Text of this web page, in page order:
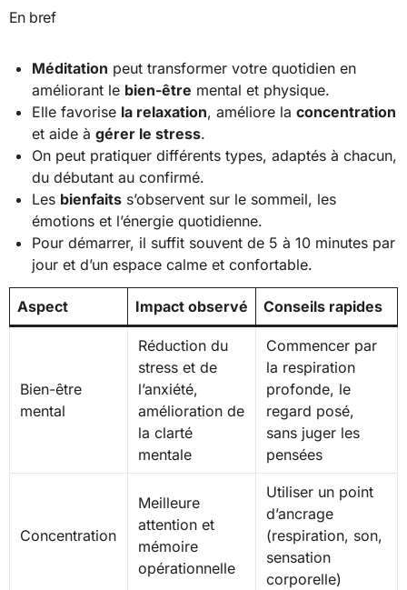
En bref
Méditation peut transformer votre quotidien en
améliorant le bien-être mental et physique.
Elle favorise la relaxation, améliore laconcentration
et aide àgérer le stress.
On peut pratiquer différents types, adaptés à chacun,
du débutant au confirmé.
Les bienfaits s’observent sur le sommeil, les
émotions et l’énergie quotidienne.
Pour démarrer, il suffit souvent de 5 à 10 minutes par
jour et d’un espace calme et confortable.
Aspect Impact observé Conseils rapides
Bien-être
mental
Réduction du
stress et de
l’anxiété,
amélioration de
la clarté
mentale
Commencer par
la respiration
profonde, le
regard posé,
sans juger les
pensées
Concentration
Meilleure
attention et
mémoire
opérationnelle
Utiliser un point
d’ancrage
(respiration, son,
sensation
corporelle)